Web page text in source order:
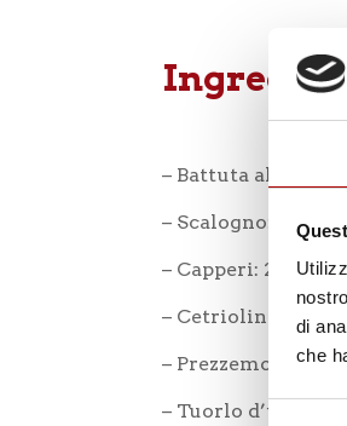
di
che
Selezione
– Battuta al
– Scalogno: 1 medio
– Capperi: 2
– Cetriolini
– Prezzemolo
– Tuorlo d’uovo: 1